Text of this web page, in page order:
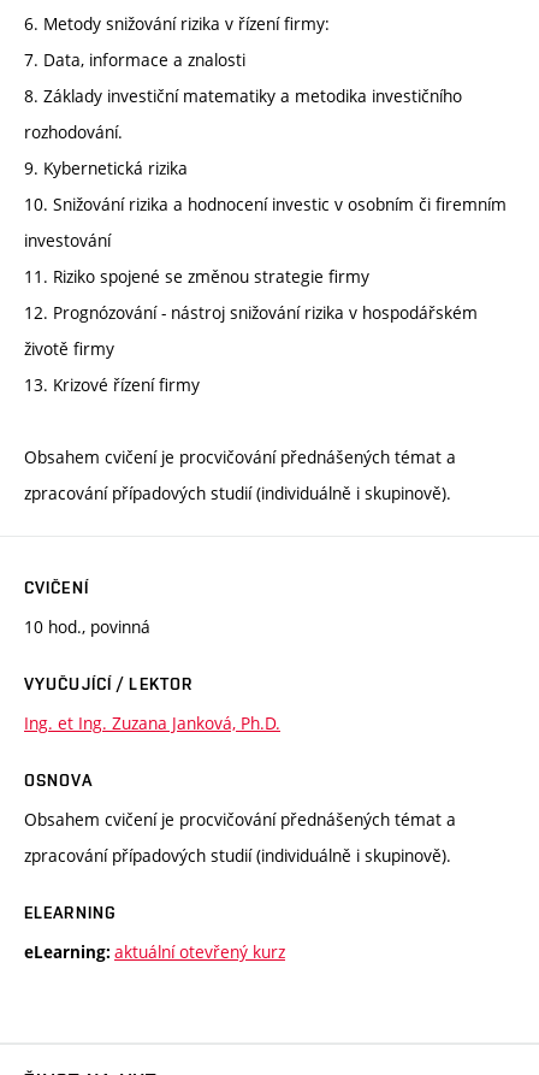
6. Metody snižování rizika v řízení firmy:
7. Data, informace a znalosti
8. Základy investiční matematiky a metodika investičního
rozhodování.
9. Kybernetická rizika
10. Snižování rizika a hodnocení investic v osobním či firemním
investování
11. Riziko spojené se změnou strategie firmy
12. Prognózování - nástroj snižování rizika v hospodářském
životě firmy
13. Krizové řízení firmy
Obsahem cvičení je procvičování přednášených témat a
zpracování případových studií (individuálně i skupinově).
CVIČENÍ
10 hod., povinná
VYUČUJÍCÍ / LEKTOR
Ing. et Ing. Zuzana Janková, Ph.D.
OSNOVA
Obsahem cvičení je procvičování přednášených témat a
zpracování případových studií (individuálně i skupinově).
ELEARNING
eLearning: aktuální otevřený kurz